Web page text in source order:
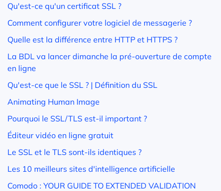
Qu'est-ce qu'un certificat SSL ?
Comment configurer votre logiciel de messagerie ?
Quelle est la différence entre HTTP et HTTPS ?
La BDL va lancer dimanche la pré-ouverture de compte
en ligne
Qu'est-ce que le SSL ? | Définition du SSL
Animating Human Image
Pourquoi le SSL/TLS est-il important ?
Éditeur vidéo en ligne gratuit
Le SSL et le TLS sont-ils identiques ?
Les 10 meilleurs sites d'intelligence artificielle
Comodo : YOUR GUIDE TO EXTENDED VALIDATION